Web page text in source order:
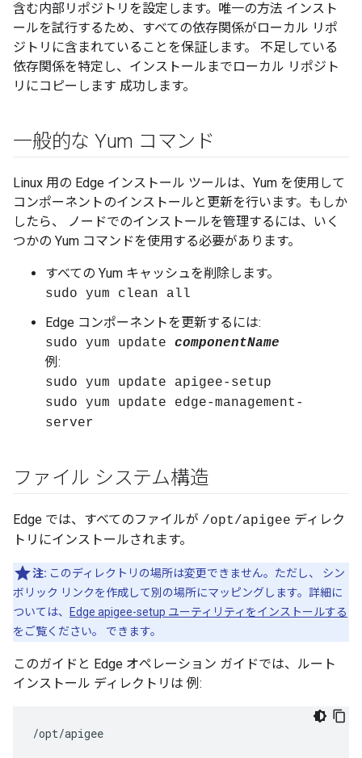
含む内部リポジトリを設定します。唯一の方法 インスト
ールを試行するため、すべての依存関係がローカル リポ
ジトリに含まれていることを保証します。 不足している
依存関係を特定し、インストールまでローカル リポジト
リにコピーします 成功します。
一般的な Yum コマンド
Linux 用の Edge インストール ツールは、Yum を使用して
コンポーネントのインストールと更新を行います。もしか
したら、 ノードでのインストールを管理するには、いく
つかの Yum コマンドを使用する必要があります。
すべての Yum キャッシュを削除します。
sudo yum clean all
Edge コンポーネントを更新するには:
sudo yum update componentName
例:
sudo yum update apigee-setup
sudo yum update edge-management-
server
ファイル システム構造
Edge では、すべてのファイルが /opt/apigee ディレク
トリにインストールされます。
注: このディレクトリの場所は変更できません。ただし、 シン
ボリック リンクを作成して別の場所にマッピングします。詳細に
ついては、
Edge apigee-setup ユーティリティをインストールする
をご覧ください。 できます。
このガイドと Edge オペレーション ガイドでは、ルート
インストール ディレクトリは 例:
/opt/apigee